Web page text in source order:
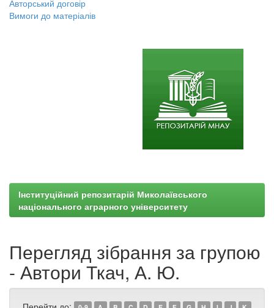
Авторський договір
Вимоги до матеріалів
Інституційний репозитарій Миколаївського
національного аграрного університету
Перегляд зібрання за групою
- Автори Ткач, А. Ю.